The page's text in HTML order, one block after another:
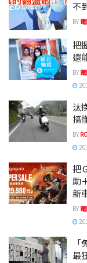
不
BY
把
還
BY
汰
搞
BY
把
助
新
BY
最